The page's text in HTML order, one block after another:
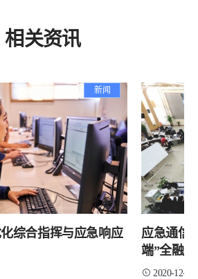
相关资讯
新闻
综合指挥与应急响应
应急通信
端”全融
生命线
2020-12-28